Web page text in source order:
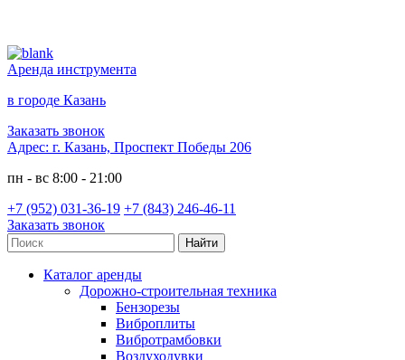
Аренда инструмента
в городе Казань
Заказать звонок
Адрес: г. Казань, Проспект Победы 206
пн - вс 8:00 - 21:00
+7 (952) 031-36-19 +7 (843) 246-46-11
Заказать звонок
Каталог аренды
Дорожно-строительная техника
Бензорезы
Виброплиты
Вибротрамбовки
Воздуходувки